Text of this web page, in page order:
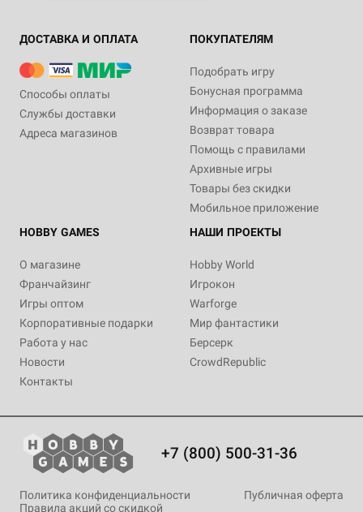
ДОСТАВКА И ОПЛАТА
Способы оплаты
Службы доставки
Адреса магазинов
ПОКУПАТЕЛЯМ
Подобрать игру
Бонусная программа
Информация о заказе
Возврат товара
Помощь с правилами
Архивные игры
Товары без скидки
Мобильное приложение
HOBBY GAMES
О магазине
Франчайзинг
Игры оптом
Корпоративные подарки
Работа у нас
Новости
Контакты
НАШИ ПРОЕКТЫ
Hobby World
Игрокон
Warforge
Мир фантастики
Берсерк
CrowdRepublic
+7 (800) 500-31-36
Политика конфиденциальности
Публичная оферта
Правила акций со скидкой